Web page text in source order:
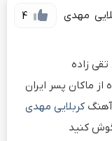
4
مهدی
تقی زاده
ماکان پسر ایران
کربلایی مهدی
گوش کنید